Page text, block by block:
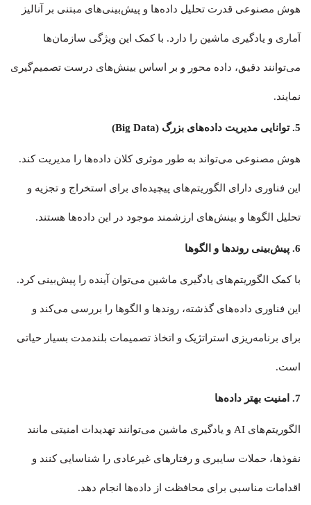
هوش مصنوعی قدرت تحلیل داده‌ها و پیش‌بینی‌های مبتنی بر آنالیز
آماری و یادگیری ماشین را دارد. با کمک این ویژگی سازمان‌ها
می‌توانند دقیق، داده‌ محور و بر اساس بینش‌های درست تصمیم‌گیری
نمایند.
5. توانایی مدیریت داده‌های بزرگ (Big Data)
هوش مصنوعی می‌تواند به طور موثری کلان داده‌ها را مدیریت کند.
این فناوری دارای الگوریتم‌های پیچیده‌ای برای استخراج و تجزیه و
تحلیل الگوها و بینش‌های ارزشمند موجود در این داده‌ها هستند.
6. پیش‌بینی روندها و الگوها
با کمک الگوریتم‌های یادگیری ماشین می‌توان آینده را پیش‌بینی کرد.
این فناوری داده‌های گذشته، روندها و الگوها را بررسی می‌کند و
برای برنامه‌ریزی استراتژیک و اتخاذ تصمیمات بلندمدت بسیار حیاتی
است.
7. امنیت بهتر داده‌ها
الگوریتم‌های AI و یادگیری ماشین می‌توانند تهدیدات امنیتی مانند
نفوذها، حملات سایبری و رفتارهای غیرعادی را شناسایی کنند و
اقدامات مناسبی برای محافظت از داده‌ها انجام دهد.